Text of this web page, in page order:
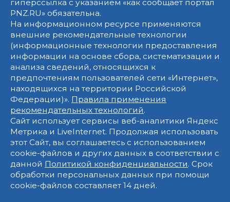
гиперссылка с указанием «как сообщает портал
PNZ.RU» обязательна.
На информационном ресурсе применяются
внешние рекомендательные технологии
(информационные технологии предоставления
информации на основе сбора, систематизации и
анализа сведений, относящихся к
предпочтениям пользователей сети «Интернет»,
находящихся на территории Российской
Федерации)». Правила применения
рекомендательных технологий.
Сайт использует сервисы веб-аналитики Яндекс
Метрика и LiveInternet. Продолжая использовать
этот Сайт, вы соглашаетесь с использованием
cookie-файлов и других данных в соответствии с
данной Политикой конфиденциальности. Срок
обработки персональных данных при помощи
cookie-файлов составляет 14 дней.